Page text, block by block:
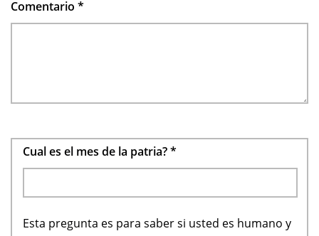
Comentario *
Cual es el mes de la patria?*
Esta pregunta es para saber si usted es humano y